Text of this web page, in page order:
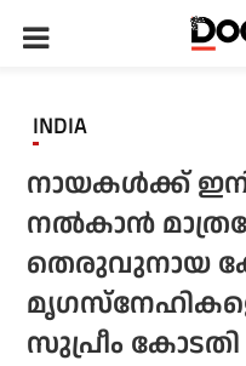
INDIA
നായകൾക്ക്
നൽകാൻ
തെരുവുനായ
സുപ്രീം കോടതി